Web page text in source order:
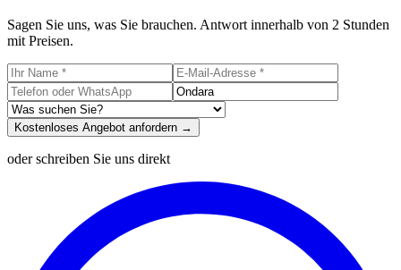
Sagen Sie uns, was Sie brauchen. Antwort innerhalb von 2 Stunden
mit Preisen.
Kostenloses Angebot anfordern →
oder schreiben Sie uns direkt